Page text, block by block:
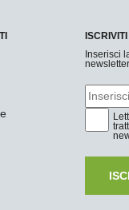
Inserisci
newsletter.